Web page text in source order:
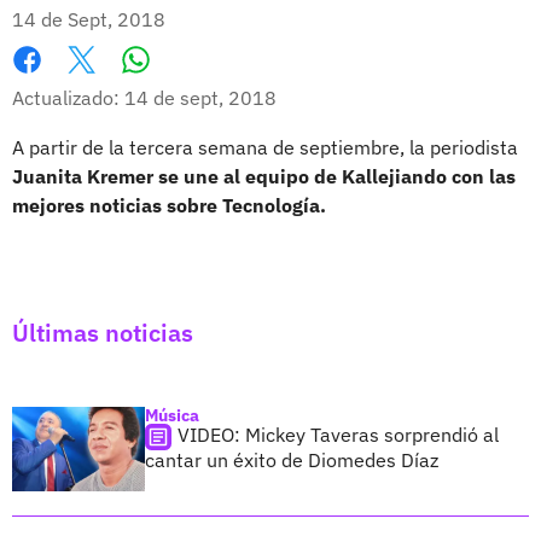
14 de Sept, 2018
Facebook
X
Actualizado: 14 de sept, 2018
A partir de la tercera semana de septiembre, la periodista
Juanita Kremer se une al equipo de Kallejiando con las
mejores noticias sobre Tecnología.
Últimas noticias
Música
VIDEO: Mickey Taveras sorprendió al
cantar un éxito de Diomedes Díaz